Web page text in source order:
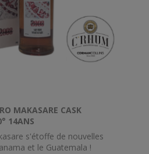
MAKASARE CASK
14ANS
s'étoffe de nouvelles
et le Guatemala !